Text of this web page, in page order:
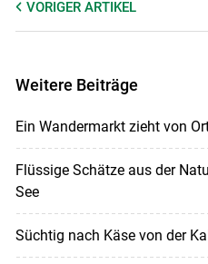
VORIGER ARTIKEL
Weitere Beiträge
Ein Wandermarkt zieht von
Flüssige Schätze aus der
See
Süchtig nach Käse von der